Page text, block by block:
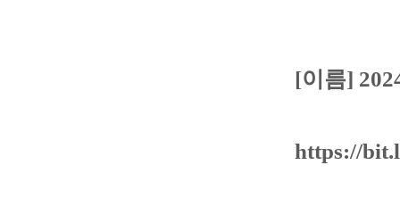
[이름]
https://